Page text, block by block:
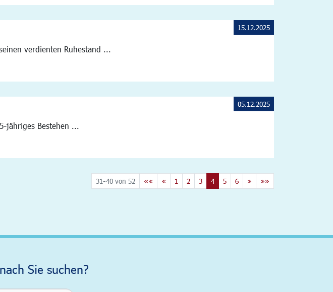
verdienten Ruhestand ...
15.12.2025
jähriges Bestehen ...
05.12.2025
31-40 von 52 «« « 1 2 3 4 5 6 » »»
Sie suchen?